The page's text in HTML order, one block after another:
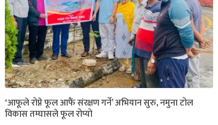
‘आफूले रोप्ने फूल आफैं संरक्षण गर्ने’ अभियान सुरु, नमुना टोल
विकास तम्घासले फूल रोप्यो